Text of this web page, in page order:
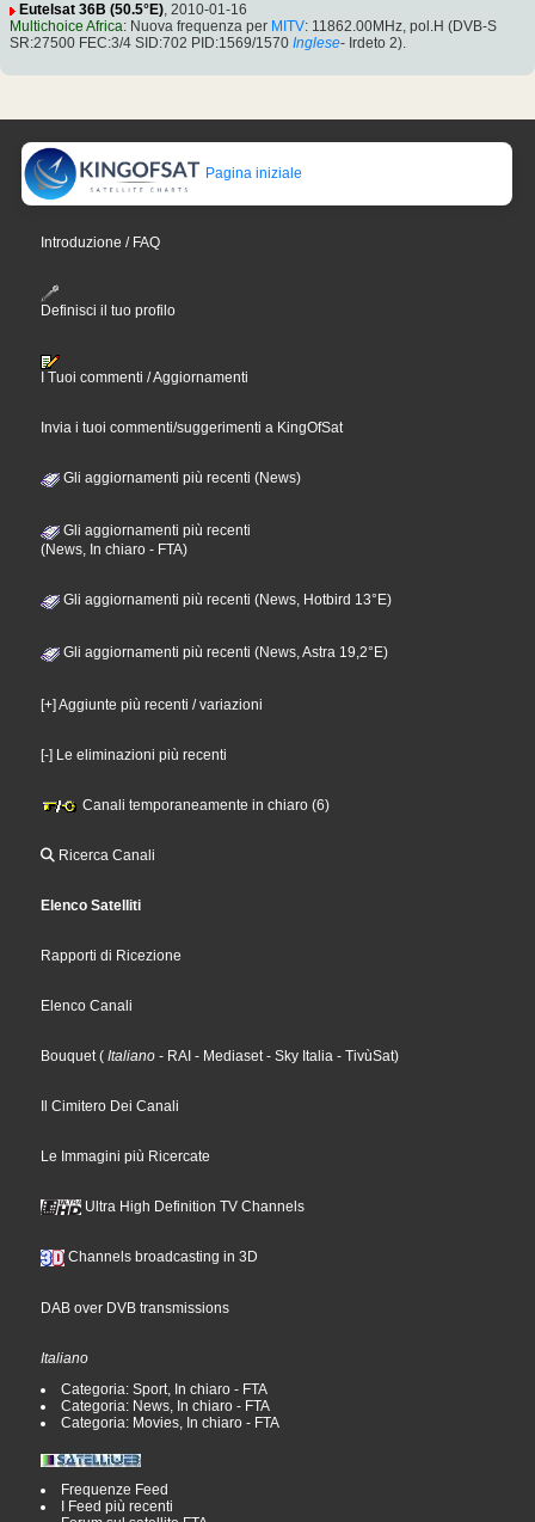
Eutelsat 36B (50.5°E), 2010-01-16
Multichoice Africa: Nuova frequenza per MITV: 11862.00MHz, pol.H (DVB-S
SR:27500 FEC:3/4 SID:702 PID:1569/1570 Inglese- Irdeto 2).
Pagina iniziale
Introduzione / FAQ
Definisci il tuo profilo
I Tuoi commenti / Aggiornamenti
Invia i tuoi commenti/suggerimenti a KingOfSat
Gli aggiornamenti più recenti (News)
Gli aggiornamenti più recenti
(News, In chiaro - FTA)
Gli aggiornamenti più recenti (News, Hotbird 13°E)
Gli aggiornamenti più recenti (News, Astra 19,2°E)
[+] Aggiunte più recenti / variazioni
[-] Le eliminazioni più recenti
Canali temporaneamente in chiaro (6)
Ricerca Canali
Elenco Satelliti
Rapporti di Ricezione
Elenco Canali
Bouquet( Italiano - RAI - Mediaset- Sky Italia - TivùSat)
Il Cimitero Dei Canali
Le Immagini più Ricercate
Ultra High Definition TV Channels
Channels broadcasting in 3D
DAB over DVB transmissions
Italiano
Categoria: Sport, In chiaro - FTA
Categoria: News, In chiaro - FTA
Categoria: Movies, In chiaro - FTA
Frequenze Feed
I Feed più recenti